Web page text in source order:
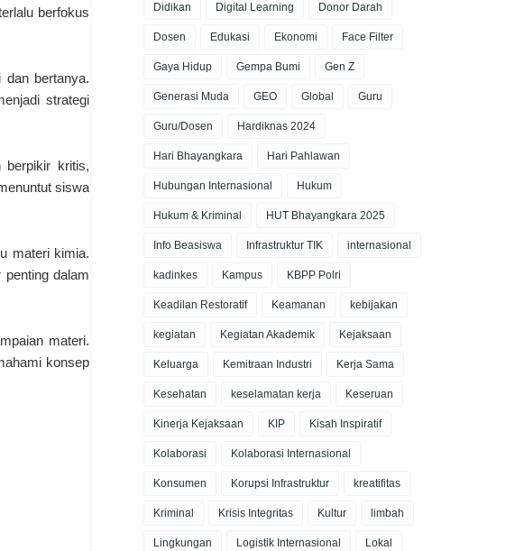
berfokus
bertanya.
strategi
berpikir kritis,
siswa
materi kimia.
dalam
materi.
konsep
Didikan Digital Learning Donor Darah
Dosen Edukasi Ekonomi Face Filter
Gaya Hidup Gempa Bumi Gen Z
Generasi Muda GEO Global Guru
Guru/Dosen Hardiknas 2024
Hari Bhayangkara Hari Pahlawan
Hubungan Internasional Hukum
Hukum & Kriminal HUT Bhayangkara 2025
Info Beasiswa Infrastruktur TIK internasional
kadinkes Kampus KBPP Polri
Keadilan Restoratif Keamanan kebijakan
kegiatan Kegiatan Akademik Kejaksaan
Keluarga Kemitraan Industri Kerja Sama
Kesehatan keselamatan kerja Keseruan
Kinerja Kejaksaan KIP Kisah Inspiratif
Kolaborasi Kolaborasi Internasional
Konsumen Korupsi Infrastruktur kreatifitas
Kriminal Krisis Integritas Kultur limbah
Lingkungan Logistik Internasional Lokal